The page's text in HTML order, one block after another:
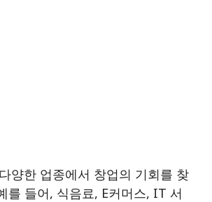
양한 업종에서 창업의 기회를 찾
를 들어, 식음료, E커머스, IT 서